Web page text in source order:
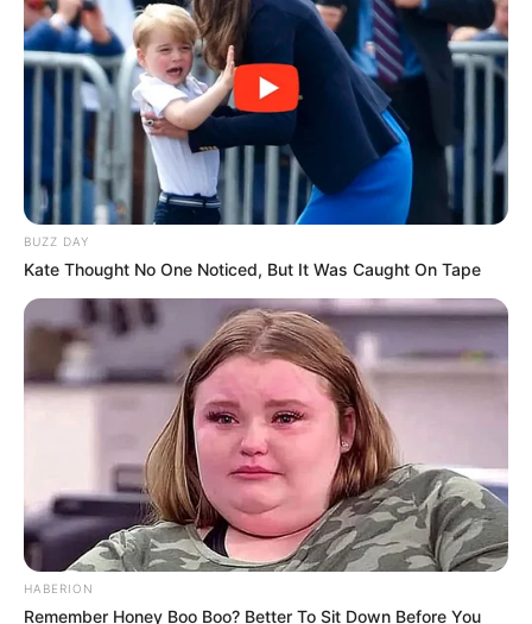
ΣΠΑΜΕ ΤΟ ΜΑΤΡΙΞ – ΤΟ ΒΙΒΛΙΟ
BUZZ DAY
Kate Thought No One Noticed, But It Was Caught On Tape
HABERION
Remember Honey Boo Boo? Better To Sit Down Before You